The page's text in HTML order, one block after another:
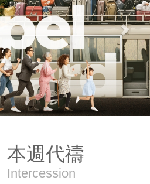
本週代禱
Intercession